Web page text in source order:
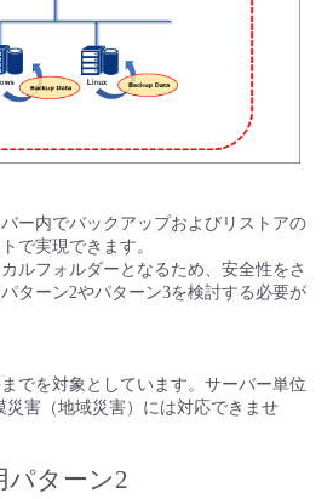
ー内でバックアップおよびリストアの
で実現できます。
ルフォルダーとなるため、安全性をさ
ターン2やパターン3を検討する必要が
でを対象としています。サーバー単位
災害（地域災害）には対応できませ
パターン2